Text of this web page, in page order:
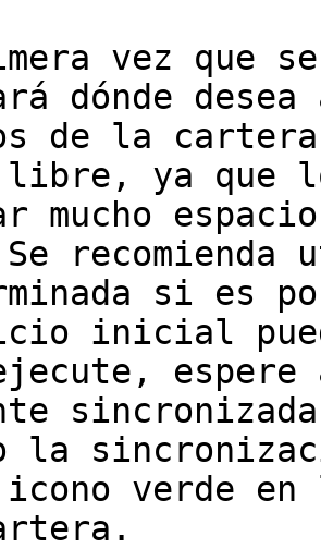
vez que
dónde
de la
libre, ya que
mucho
si es
inicial
la
icono verde